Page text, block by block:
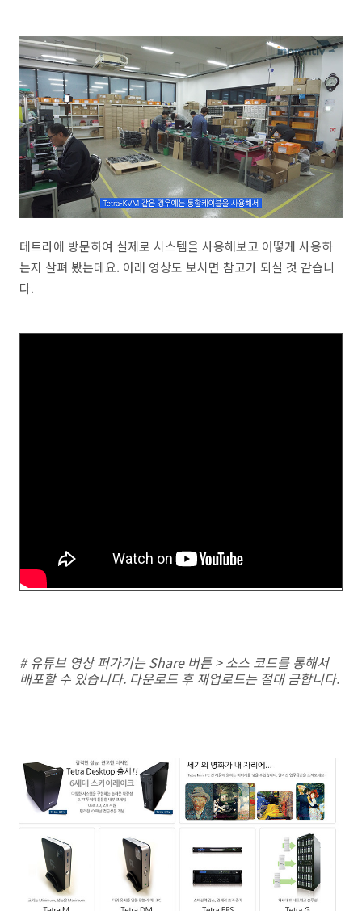
테트라에 방문하여 실제로 시스템을 사용해보고 어떻게 사용하
는지 살펴 봤는데요. 아래 영상도 보시면 참고가 되실 것 같습니
다.
# 유튜브 영상 퍼가기는 Share 버튼 > 소스 코드를 통해서
배포할 수 있습니다. 다운로드 후 재업로드는 절대 금합니다.